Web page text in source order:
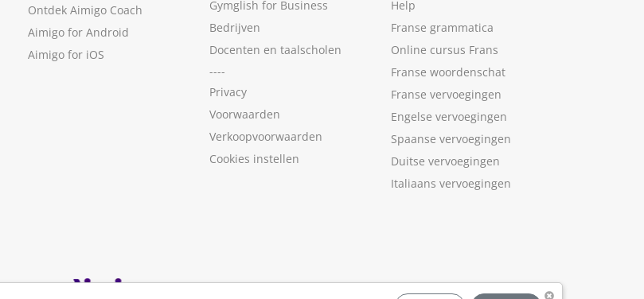
Ontdek Aimigo Coach
Aimigo for Android
Aimigo for iOS
Gymglish for Business
Bedrijven
Docenten en taalscholen
----
Privacy
Voorwaarden
Verkoopvoorwaarden
Cookies instellen
Help
Franse grammatica
Online cursus Frans
Franse woordenschat
Franse vervoegingen
Engelse vervoegingen
Spaanse vervoegingen
Duitse vervoegingen
Italiaans vervoegingen